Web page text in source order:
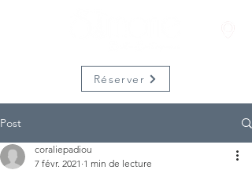
Réserver
Post
coraliepadiou
7 févr. 2021 1 min de lecture